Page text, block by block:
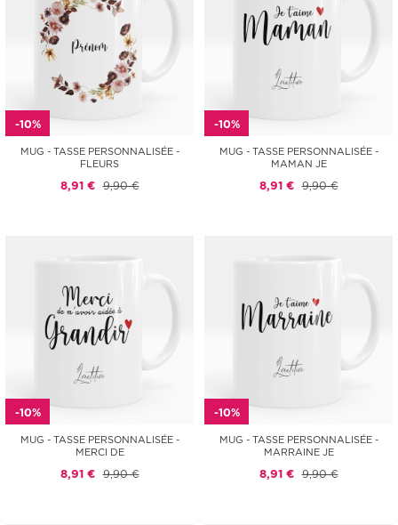
-10%
MUG - TASSE PERSONNALISÉE -
FLEURS
8,91 € 9,90 €
-10%
MUG - TASSE PERSONNALISÉE -
MAMAN JE
8,91 € 9,90 €
-10%
MUG - TASSE PERSONNALISÉE -
MERCI DE
8,91 € 9,90 €
-10%
MUG - TASSE PERSONNALISÉE -
MARRAINE JE
8,91 € 9,90 €